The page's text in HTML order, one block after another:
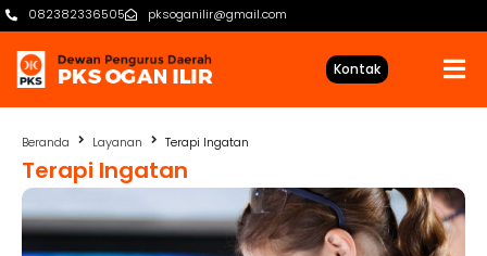
082382336505 pksoganilir@gmail.com
Kontak
Beranda Layanan Terapi Ingatan
Terapi Ingatan